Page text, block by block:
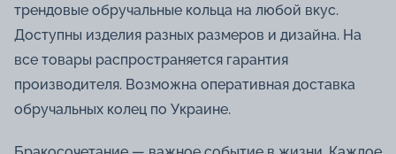
трендовые обручальные кольца на любой вкус.
Доступны изделия разных размеров и дизайна. На
все товары распространяется гарантия
производителя. Возможна оперативная доставка
обручальных колец по Украине.